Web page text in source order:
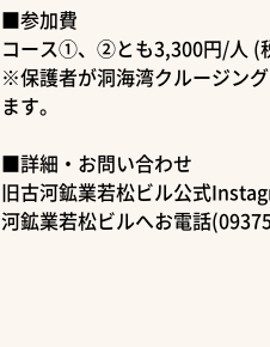
■参加費
コース①、②とも3,300円/人 (
※保護者が洞海湾クルージン
ます。
■詳細・お問い合わせ
旧古河鉱業若松ビル公式
河鉱業若松ビルへお電話